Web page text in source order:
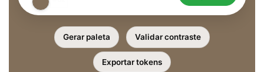
Gerar paleta Validar contraste
Exportar tokens